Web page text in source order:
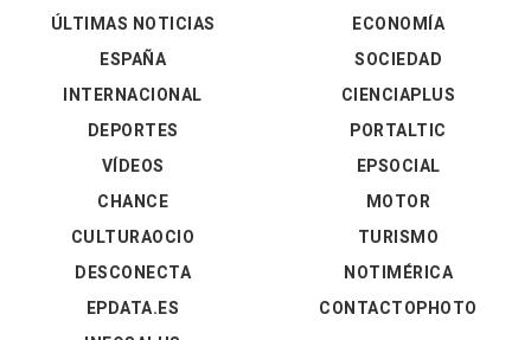
ÚLTIMAS NOTICIAS
ESPAÑA
INTERNACIONAL
DEPORTES
VÍDEOS
ECONOMÍA
SOCIEDAD
CIENCIAPLUS
PORTALTIC
EPSOCIAL
CHANCE
CULTURAOCIO
DESCONECTA
EPDATA.ES
MOTOR
TURISMO
NOTIMÉRICA
CONTACTOPHOTO